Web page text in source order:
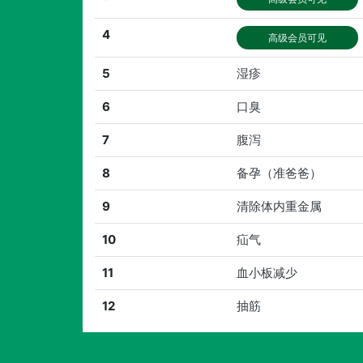
4 高级会员可见
5 湿疹
6 口臭
7 腹泻
8 备孕（准爸爸）
9 清除体内重金属
10 疝气
11 血小板减少
12 抽筋